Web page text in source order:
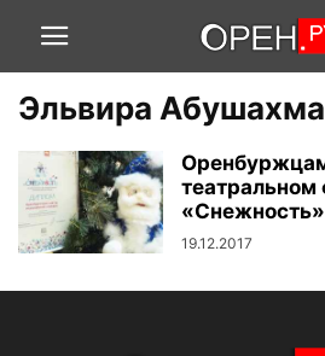
Эльвира
театральном
«Снежность»
19.12.2017